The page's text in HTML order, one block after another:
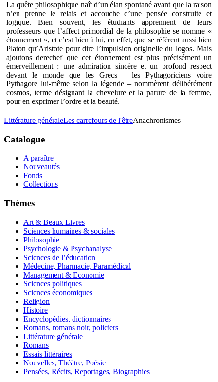
La quête philosophique naît d’un élan spontané avant que la raison
n’en prenne le relais et accouche d’une pensée construite et
logique. Bien souvent, les étudiants apprennent de leurs
professeurs que l’affect primordial de la philosophie se nomme «
étonnement », et c’est bien à lui, en effet, que se réfèrent aussi bien
Platon qu’Aristote pour dire l’impulsion originelle du logos. Mais
ajoutons derechef que cet étonnement est plus précisément un
émerveillement : une admiration sincère et un profond respect
devant le monde que les Grecs – les Pythagoriciens voire
Pythagore lui-même selon la légende – nommèrent délibérément
cosmos, terme désignant la chevelure et la parure de la femme,
pour en exprimer l’ordre et la beauté.
Littérature généraleLes carrefours de l'êtreAnachronismes
Catalogue
A paraître
Nouveautés
Fonds
Collections
Thèmes
Art & Beaux Livres
Sciences humaines & sociales
Philosophie
Psychologie & Psychanalyse
Sciences de l’éducation
Médecine, Pharmacie, Paramédical
Management & Economie
Sciences politiques
Sciences économiques
Religion
Histoire
Encyclopédies, dictionnaires
Romans, romans noir, policiers
Littérature générale
Romans
Essais littéraires
Nouvelles, Théâtre, Poésie
Pensées, Récits, Reportages, Biographies